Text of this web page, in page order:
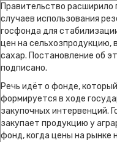
Правительство расширило
случаев использования
госфонда для
цен на сельхозпродукцию,
сахар. Постановление об
подписано.
Речь идёт о фонде, который
формируется в ходе
закупочных интервенций.
закупает продукцию у
фонд, когда цены на рынке